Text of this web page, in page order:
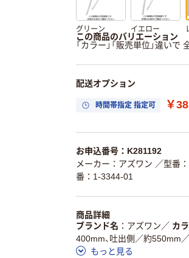
グリーン イエロー
この商品のバリエーション
「カラー」「販売単位」違いで
配送オプション
時間帯指定 指定可 ￥
お申込番号：K281192
メーカー：アズワン ／型番
番：1-3344-01
商品詳細
ブランド名
アズワン ／ カ
400mm、吐出側／約550mm ／
もっと見る